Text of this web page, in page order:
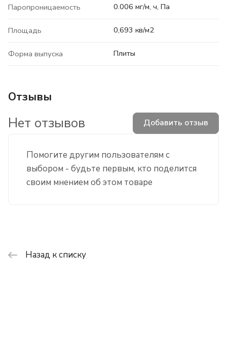
Паропроницаемость 0.006 мг/м, ч, Па
Площадь 0,693 кв/м2
Форма выпуска Плиты
Отзывы
Помогите другим пользователям с
выбором - будьте первым, кто поделится
своим мнением об этом товаре
Нет отзывов Добавить отзыв
Назад к списку